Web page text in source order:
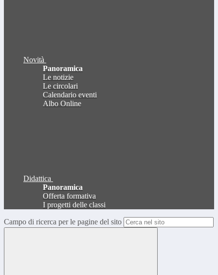
Novità
Panoramica
Le notizie
Le circolari
Calendario eventi
Albo Online
Didattica
Panoramica
Offerta formativa
I progetti delle classi
Campo di ricerca per le pagine del sito